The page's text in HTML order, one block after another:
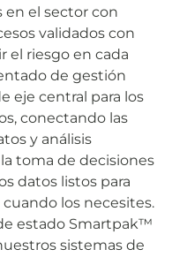
en el sector con
validados con
el riesgo en cada
de gestión
eje central para los
conectando las
y análisis
toma de decisiones
datos listos para
los necesites.
estado Smartpak™
sistemas de